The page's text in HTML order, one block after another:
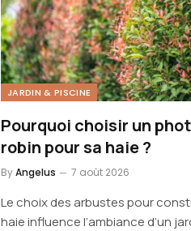
JARDIN & PISCINE
Pourquoi choisir un
robin pour sa haie ?
ByAngelus 7 août 2026
Le choix des arbustes pour
haie influence l’ambiance d’un